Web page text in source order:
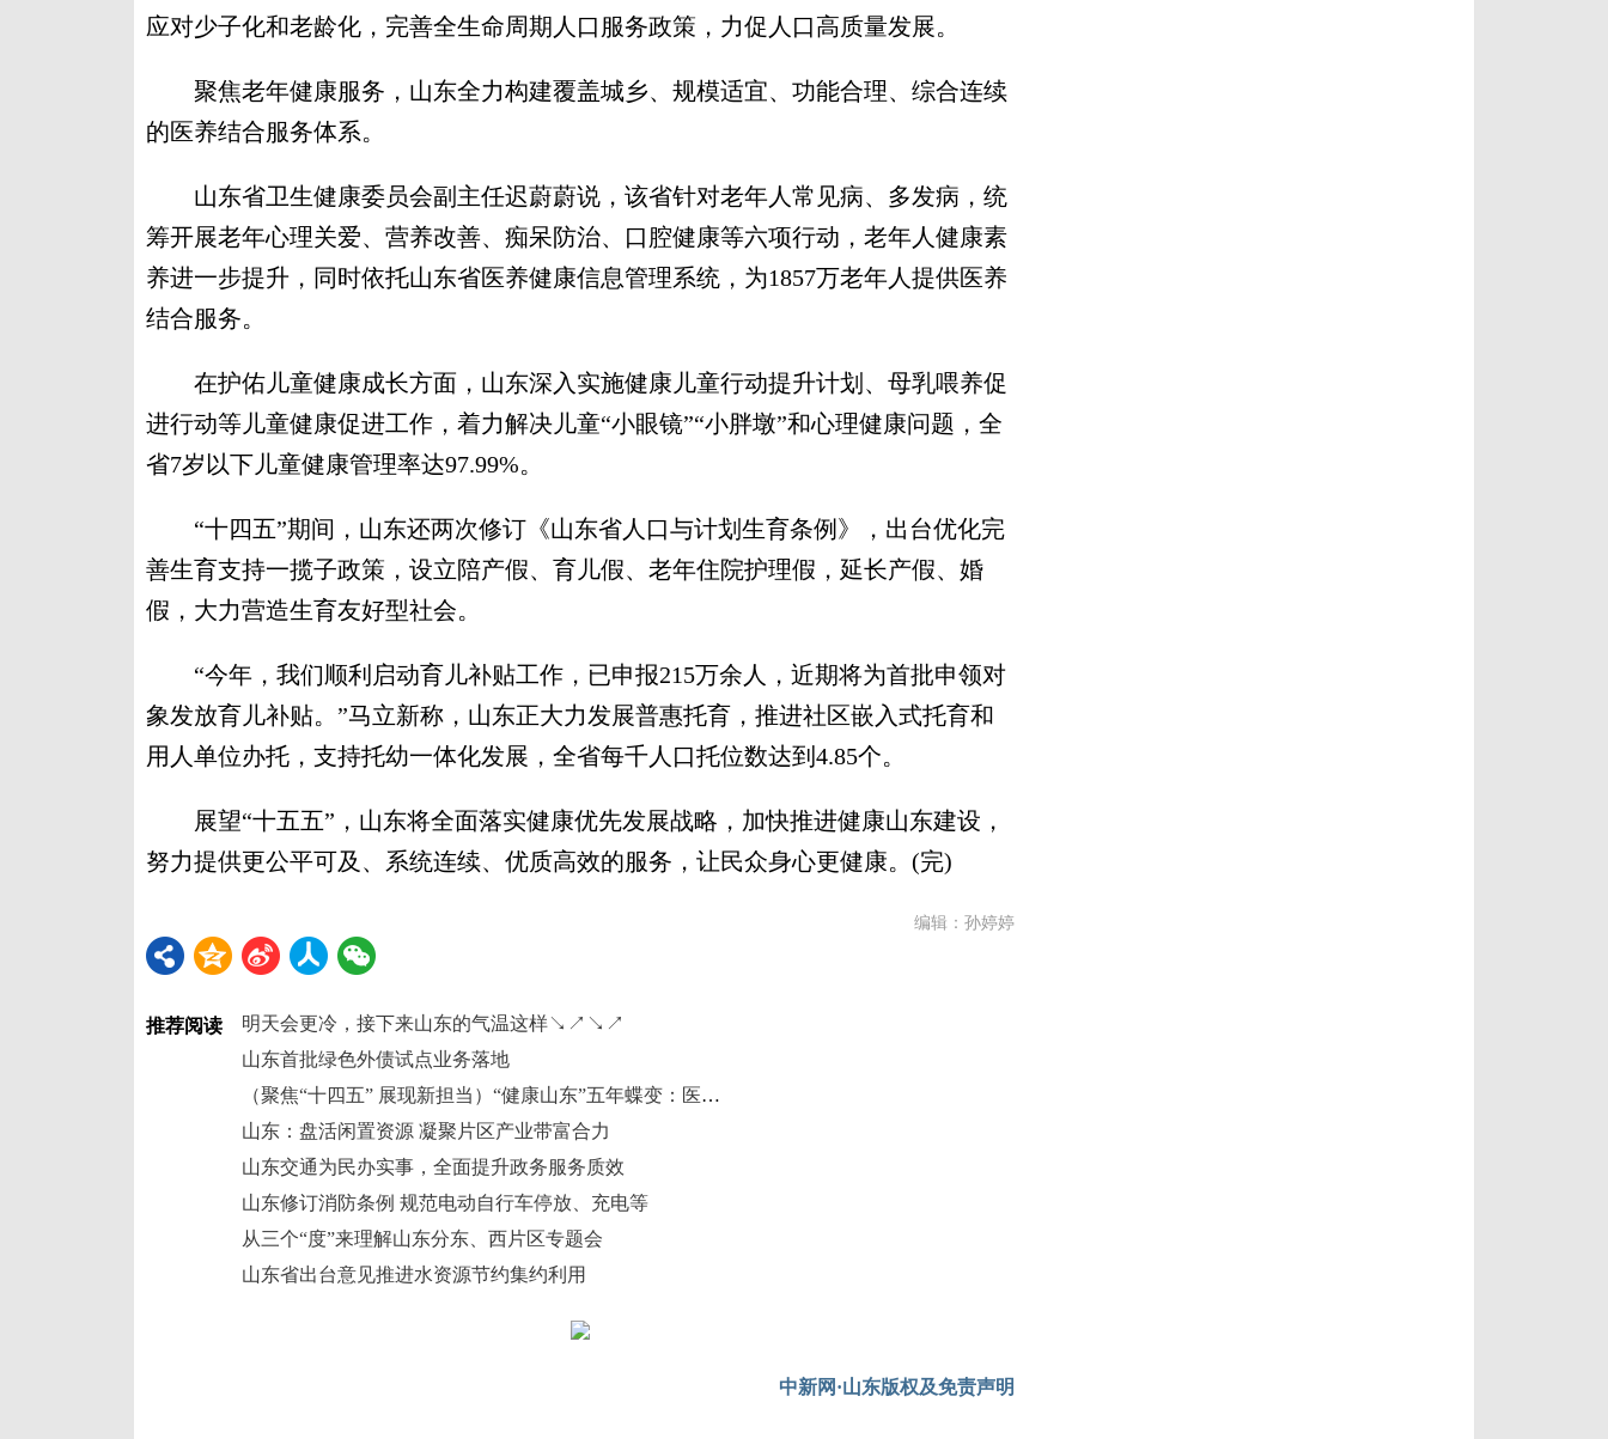
应对少子化和老龄化，完善全生命周期人口服务政策，力促人口高质量发展。
聚焦老年健康服务，山东全力构建覆盖城乡、规模适宜、功能合理、综合连续
的医养结合服务体系。
山东省卫生健康委员会副主任迟蔚蔚说，该省针对老年人常见病、多发病，统
筹开展老年心理关爱、营养改善、痴呆防治、口腔健康等六项行动，老年人健康素
养进一步提升，同时依托山东省医养健康信息管理系统，为1857万老年人提供医养
结合服务。
在护佑儿童健康成长方面，山东深入实施健康儿童行动提升计划、母乳喂养促
进行动等儿童健康促进工作，着力解决儿童“小眼镜”“小胖墩”和心理健康问题，全
省7岁以下儿童健康管理率达97.99%。
“十四五”期间，山东还两次修订《山东省人口与计划生育条例》，出台优化完
善生育支持一揽子政策，设立陪产假、育儿假、老年住院护理假，延长产假、婚
假，大力营造生育友好型社会。
“今年，我们顺利启动育儿补贴工作，已申报215万余人，近期将为首批申领对
象发放育儿补贴。”马立新称，山东正大力发展普惠托育，推进社区嵌入式托育和
用人单位办托，支持托幼一体化发展，全省每千人口托位数达到4.85个。
展望“十五五”，山东将全面落实健康优先发展战略，加快推进健康山东建设，
努力提供更公平可及、系统连续、优质高效的服务，让民众身心更健康。(完)
编辑：孙婷婷
推荐阅读
明天会更冷，接下来山东的气温这样↘↗↘↗
山东首批绿色外债试点业务落地
（聚焦“十四五” 展现新担当）“健康山东”五年蝶变：医疗服务提质增效
山东：盘活闲置资源 凝聚片区产业带富合力
山东交通为民办实事，全面提升政务服务质效
山东修订消防条例 规范电动自行车停放、充电等
从三个“度”来理解山东分东、西片区专题会
山东省出台意见推进水资源节约集约利用
中新网·山东版权及免责声明